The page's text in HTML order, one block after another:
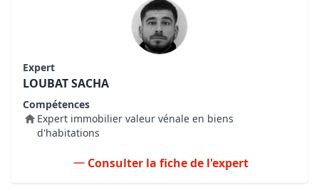
Expert
LOUBAT SACHA
Compétences
Expert immobilier valeur vénale en biens
d'habitations
Consulter la fiche de l'expert